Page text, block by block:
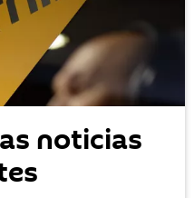
noticias